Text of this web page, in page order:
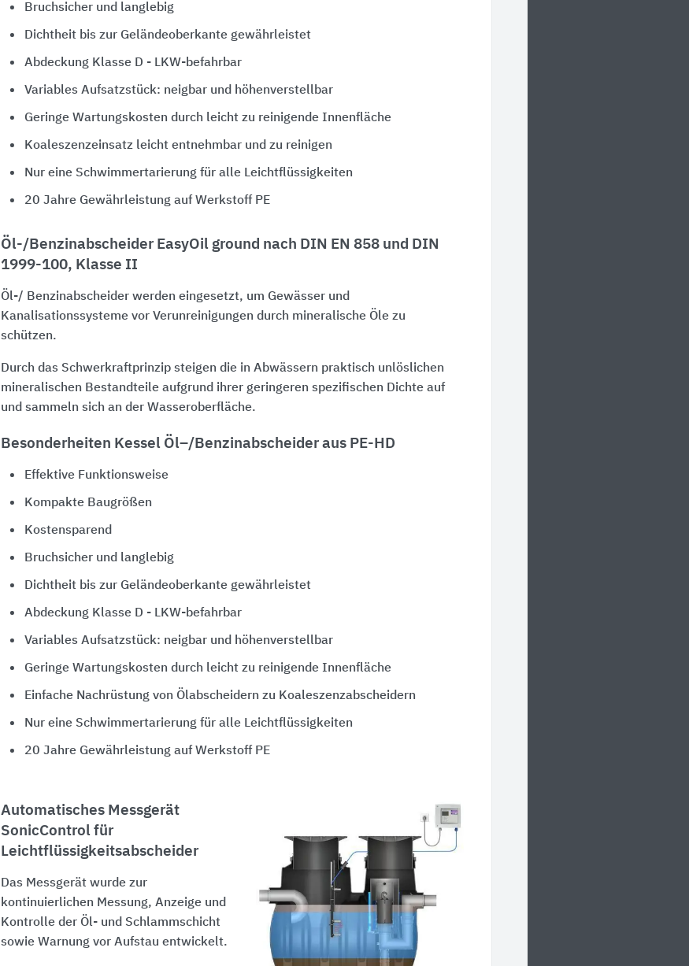
Bruchsicher und langlebig
Dichtheit bis zur Geländeoberkante gewährleistet
Abdeckung Klasse D - LKW-befahrbar
Variables Aufsatzstück: neigbar und höhenverstellbar
Geringe Wartungskosten durch leicht zu reinigende Innenfläche
Koaleszenzeinsatz leicht entnehmbar und zu reinigen
Nur eine Schwimmertarierung für alle Leichtflüssigkeiten
20 Jahre Gewährleistung auf Werkstoff PE
Öl-/Benzinabscheider EasyOil ground nach DIN EN 858 und DIN
1999-100, Klasse II
Öl-/ Benzinabscheider werden eingesetzt, um Gewässer und
Kanalisationssysteme vor Verunreinigungen durch mineralische Öle zu
schützen.
Durch das Schwerkraftprinzip steigen die in Abwässern praktisch unlöslichen
mineralischen Bestandteile aufgrund ihrer geringeren spezifischen Dichte auf
und sammeln sich an der Wasseroberfläche.
Besonderheiten Kessel Öl–/Benzinabscheider aus PE-HD
Effektive Funktionsweise
Kompakte Baugrößen
Kostensparend
Bruchsicher und langlebig
Dichtheit bis zur Geländeoberkante gewährleistet
Abdeckung Klasse D - LKW-befahrbar
Variables Aufsatzstück: neigbar und höhenverstellbar
Geringe Wartungskosten durch leicht zu reinigende Innenfläche
Einfache Nachrüstung von Ölabscheidern zu Koaleszenzabscheidern
Nur eine Schwimmertarierung für alle Leichtflüssigkeiten
20 Jahre Gewährleistung auf Werkstoff PE
Automatisches Messgerät
SonicControl für
Leichtflüssigkeitsabscheider
Das Messgerät wurde zur
kontinuierlichen Messung, Anzeige und
Kontrolle der Öl- und Schlammschicht
sowie Warnung vor Aufstau entwickelt.